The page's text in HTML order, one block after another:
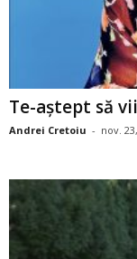
Te-aștept să
Andrei Cretoiu - nov.